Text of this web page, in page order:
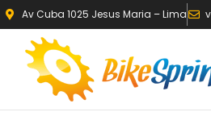
Av Cuba 1025 Jesus Maria – Lima